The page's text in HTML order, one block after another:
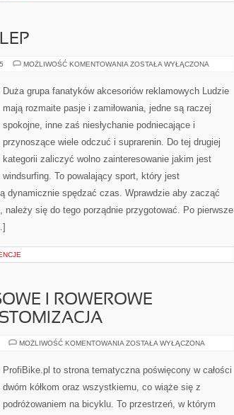
MOŻLIWOŚĆ KOMENTOWANIA BOARDSHORTY
ZOSTAŁA WYŁĄCZONA
Duża grupa fanatyków akcesoriów reklamowych Ludzie
mają rozmaite pasje i zamiłowania, jedne są raczej
spokojne, inne zaś niesłychanie podniecające i
przynoszące wiele odczuć i suprarenin. Do tej drugiej
kategorii zaliczyć wolno zainteresowanie jakim jest
windsurfing. To powalający sport, który jest
dynamicznie spędzać czas. Wprawdzie aby zacząć
należy się do tego porządnie przygotować. Po pierwsze
I ROWEROWE
MOŻLIWOŚĆ KOMENTOWANIA KOLARSTWO
ROWEROWE
MODYFIKACJE
CUSTOMIZACJA
ZOSTAŁA WYŁĄCZONA
ProfiBike.pl to strona tematyczna poświęcony w całości
dwóm kółkom oraz wszystkiemu, co wiąże się z
podróżowaniem na bicyklu. To przestrzeń, w którym